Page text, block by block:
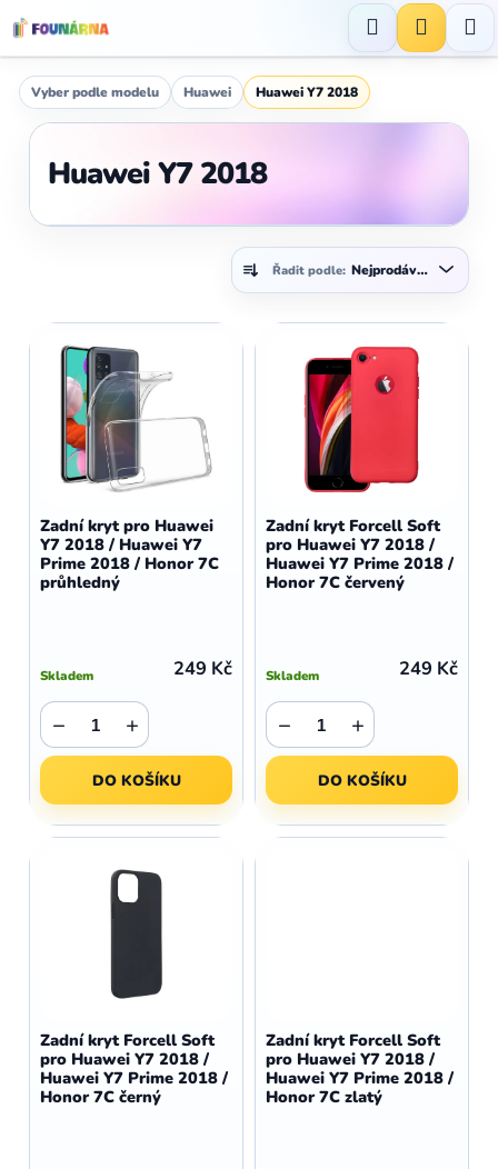
na
obsah
Hledat
Vyber podle modelu Huawei Huawei Y7 2018
Huawei Y7 2018
Ř
a
e
Řadit podle: Nejprodávanější
ý
o
d
u
ů
Zadní kryt pro Huawei
Y7 2018 / Huawei Y7
Prime 2018 / Honor 7C
průhledný
Skladem 249 Kč
+
−
DO KOŠÍKU
Zadní kryt Forcell Soft
pro Huawei Y7 2018 /
Huawei Y7 Prime 2018 /
Honor 7C červený
Skladem 249 Kč
+
−
DO KOŠÍKU
Zadní kryt Forcell Soft
pro Huawei Y7 2018 /
Huawei Y7 Prime 2018 /
Honor 7C černý
Zadní kryt Forcell Soft
pro Huawei Y7 2018 /
Huawei Y7 Prime 2018 /
Honor 7C zlatý